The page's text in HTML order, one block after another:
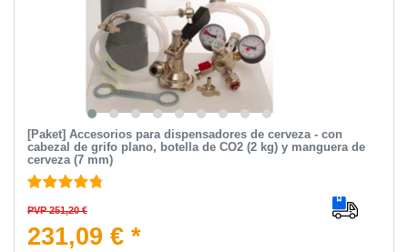
[Paket] Accesorios para dispensadores de cerveza - con
cabezal de grifo plano, botella de CO2 (2 kg) y manguera de
cerveza (7 mm)
PVP 251,20 €
231,09 € *